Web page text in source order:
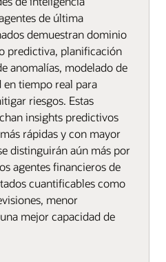
de última
demuestran dominio
predictiva, planificación
anomalías, modelado de
tiempo real para
riesgos. Estas
insights predictivos
rápidas y con mayor
distinguirán aún más por
agentes financieros de
cuantificables como
menor
mejor capacidad de